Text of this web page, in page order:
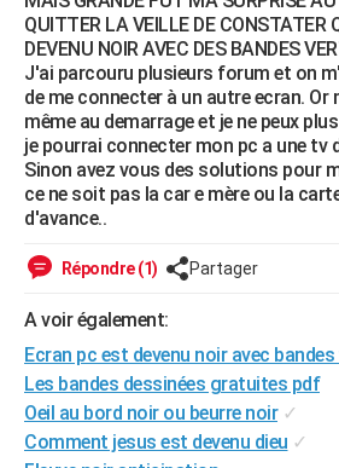
Forum
Aménagement intérieur
Extérieur
Cuisine
Salle de bains
Jardinage
Rangement
WEEK-END
Guides de France
Escapades
Patrimoine
Expositions
Musées
Week-end nature
LIFESTYLE
Art de vivre
Bien-être
Loisirs
Mode
Modes de vie
SANTE
Alimentation
Guide de la santé
Maladies
Médicaments
Sommeil
VOYAGE
Destinations
City break
Voyage nature
Voyage de noces
Forum
Climat
+PHOTO
GUIDES D'ACHAT
BONS PLANS
CARTE DE VOEUX
Carte de Noël
Carte Bonne année
Carte Saint-Valentin
Carte Pâques
Carte d'anniversaire
DICTIONNAIRE
Dictionnaire
Biographies
Citations
Expressions
Proverbes
PROGRAMME TV
QUITTER LA VEILLE DE CONSTATER
DEVENU NOIR AVEC DES BANDES
J'ai parcouru plusieurs forum et on
de me connecter à un autre ecran.
même au demarrage et je ne peux
je pourrai connecter mon pc a une tv
Sinon avez vous des solutions pour
ce ne soit pas la car e mère ou la
d'avance..
Répondre (1) Partager
A voir également:
Ecran pc est devenu noir avec
Les bandes dessinées gratuites pdf
Oeil au bord noir ou beurre noir ✓
Comment jesus est devenu dieu ✓